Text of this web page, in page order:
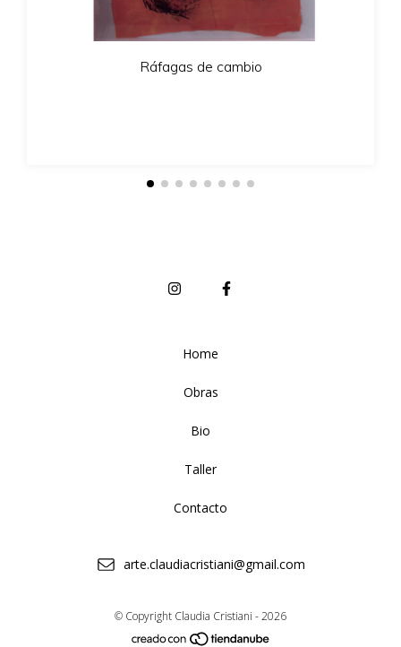
Ráfagas de cambio
Home
Obras
Bio
Taller
Contacto
arte.claudiacristiani@gmail.com
© Copyright Claudia Cristiani - 2026